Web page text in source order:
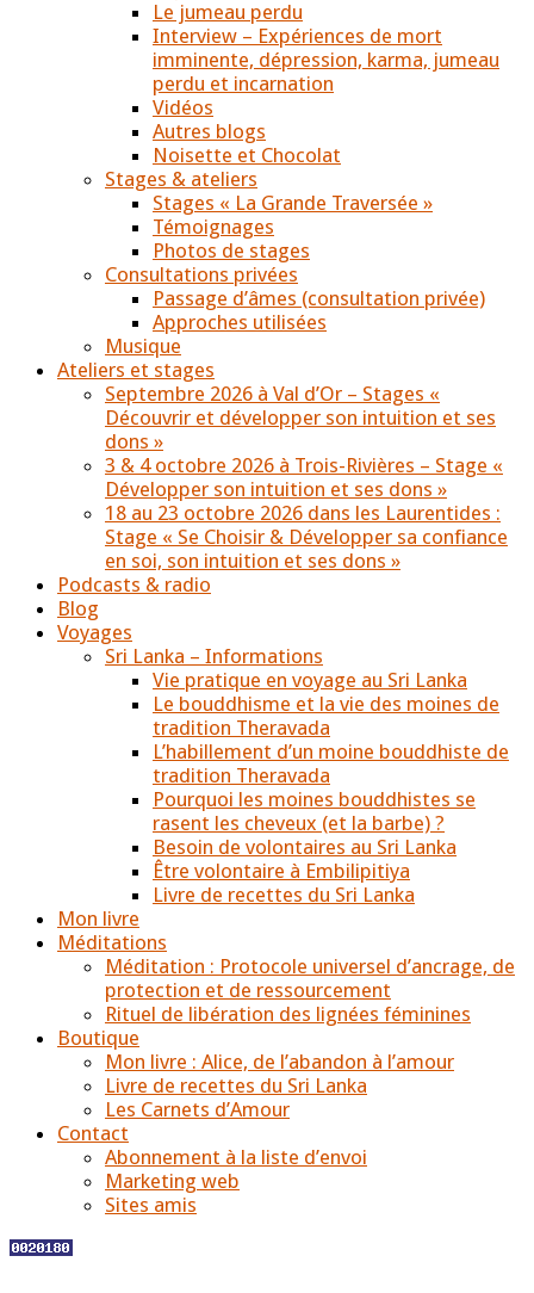
Le jumeau perdu
Interview – Expériences de mort
imminente, dépression, karma, jumeau
perdu et incarnation
Vidéos
Autres blogs
Noisette et Chocolat
Stages & ateliers
Stages « La Grande Traversée »
Témoignages
Photos de stages
Consultations privées
Passage d’âmes (consultation privée)
Approches utilisées
Musique
Ateliers et stages
Septembre 2026 à Val d’Or – Stages «
Découvrir et développer son intuition et ses
dons »
3 & 4 octobre 2026 à Trois-Rivières – Stage «
Développer son intuition et ses dons »
18 au 23 octobre 2026 dans les Laurentides :
Stage « Se Choisir & Développer sa confiance
en soi, son intuition et ses dons »
Podcasts & radio
Blog
Voyages
Sri Lanka – Informations
Vie pratique en voyage au Sri Lanka
Le bouddhisme et la vie des moines de
tradition Theravada
L’habillement d’un moine bouddhiste de
tradition Theravada
Pourquoi les moines bouddhistes se
rasent les cheveux (et la barbe) ?
Besoin de volontaires au Sri Lanka
Être volontaire à Embilipitiya
Livre de recettes du Sri Lanka
Mon livre
Méditations
Méditation : Protocole universel d’ancrage, de
protection et de ressourcement
Rituel de libération des lignées féminines
Boutique
Mon livre : Alice, de l’abandon à l’amour
Livre de recettes du Sri Lanka
Les Carnets d’Amour
Contact
Abonnement à la liste d’envoi
Marketing web
Sites amis